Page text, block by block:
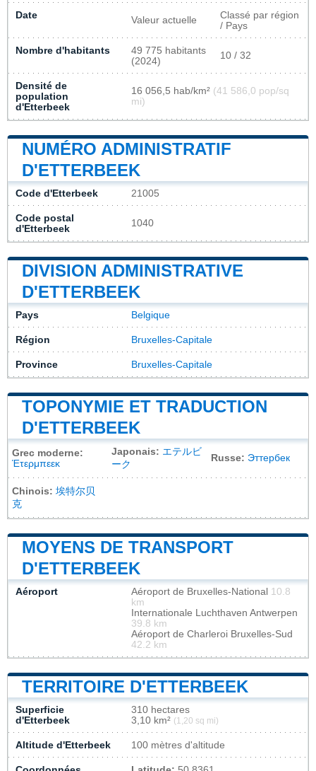
Date Valeur actuelle
Classé par région
/ Pays
Nombre d'habitants
49 775 habitants
(2024)
10 / 32
Densité de
population
d'Etterbeek
16 056,5 hab/km² (41 586,0 pop/sq
mi)
NUMÉRO ADMINISTRATIF
D'ETTERBEEK
Code d'Etterbeek 21005
Code postal
d'Etterbeek
1040
DIVISION ADMINISTRATIVE
D'ETTERBEEK
Pays Belgique
Région Bruxelles-Capitale
Province Bruxelles-Capitale
TOPONYMIE ET TRADUCTION
D'ETTERBEEK
Grec moderne:
Έτερμπεεκ
Japonais: エテルビ
ーク
Russe: Эттербек
Chinois: 埃特尔贝
克
MOYENS DE TRANSPORT
D'ETTERBEEK
Aéroport Aéroport de Bruxelles-National 10.8
km
Internationale Luchthaven Antwerpen
39.8 km
Aéroport de Charleroi Bruxelles-Sud
42.2 km
TERRITOIRE D'ETTERBEEK
Superficie
d'Etterbeek
310 hectares
3,10 km² (1,20 sq mi)
Altitude d'Etterbeek 100 mètres d'altitude